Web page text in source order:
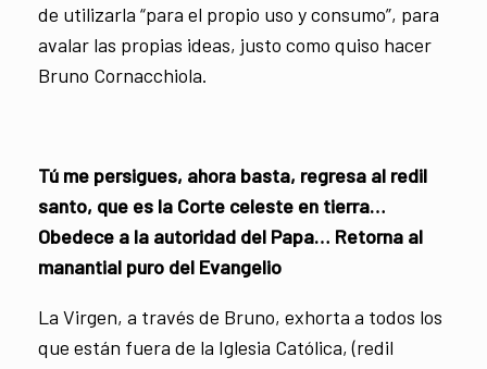
de utilizarla “para el propio uso y consumo”, para
avalar las propias ideas, justo como quiso hacer
Bruno Cornacchiola.
Tú me persigues, ahora basta, regresa al redil
santo, que es la Corte celeste en tierra…
Obedece a la autoridad del Papa… Retorna al
manantial puro del Evangelio
La Virgen, a través de Bruno, exhorta a todos los
que están fuera de la Iglesia Católica, (redil